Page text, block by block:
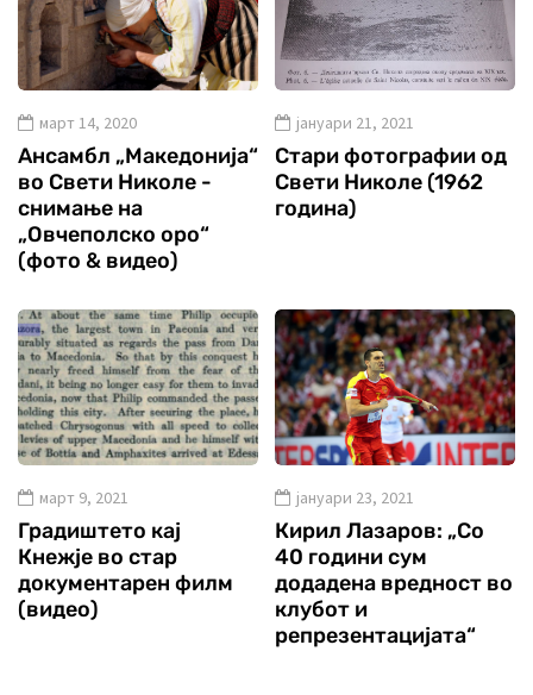
март 14, 2020
Ансамбл „Македонија“
во Свети Николе -
снимање на
„Овчеполско оро“
(фото & видео)
јануари 21, 2021
Стари фотографии од
Свети Николе (1962
година)
март 9, 2021
Градиштето кај
Кнежје во стар
документарен филм
(видео)
јануари 23, 2021
Кирил Лазаров: „Со
40 години сум
додадена вредност во
клубот и
репрезентацијата“